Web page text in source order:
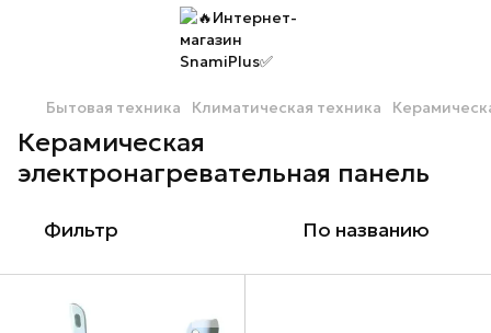
Бытовая техника Климатическая техника
Керамическая
электронагревательная панель
Фильтр По названию